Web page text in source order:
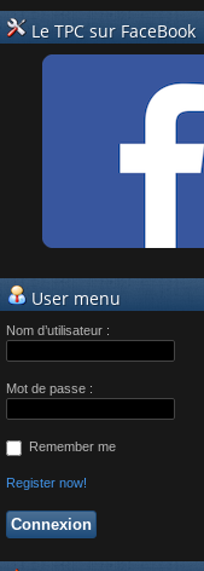
Le TPC sur FaceBook
User menu
Nom d’utilisateur :
Mot de passe :
Remember me
Register now!